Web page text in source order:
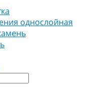
однослойная